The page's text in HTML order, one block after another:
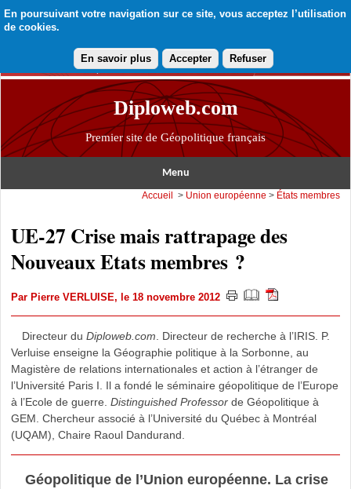
En poursuivant votre navigation sur ce site, vous acceptez l’utilisation
de cookies.
En savoir plus Accepter Refuser
Diploweb.com
Premier site de Géopolitique français
Menu
Accueil > Union européenne > États membres
UE-27 Crise mais rattrapage des
Nouveaux Etats membres ?
Par Pierre VERLUISE, le 18 novembre 2012
Directeur duDiploweb.com . Directeur de recherche à l’IRIS. P.
Verluise enseigne la Géographie politique à la Sorbonne, au
Magistère de relations internationales et action à l’étranger de
l’Université Paris I. Il a fondé le séminaire géopolitique de l’Europe
à l’Ecole de guerre. Distinguished Professorde Géopolitique à
GEM. Chercheur associé à l’Université du Québec à Montréal
(UQAM), Chaire Raoul Dandurand.
Géopolitique de l’Union européenne. La crise